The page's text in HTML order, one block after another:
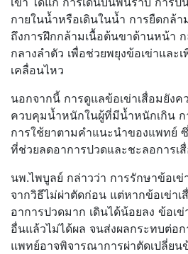
กายในน้ำหรือเดินในน้ำ การยืดกล้า
ถึงการฝึกกล้ามเนื้อต้นขาด้านหน้า
กลางลำตัว เพื่อช่วยพยุงข้อเข่าและเ
เคลื่อนไหว
นอกจากนี้ การดูแลข้อเข่าเสื่อมยังค
ควบคุมน้ำหนักในผู้ที่มีน้ำหนักเกิน
การใช้ยาตามคำแนะนำของแพทย์
ที่ช่วยลดอาการปวดและชะลอการเสื่
นพ.ไพบูลย์ กล่าวว่า การรักษาข้อเข่
จากวิธีไม่ผ่าตัดก่อน แต่หากข้อเข่าเ
อาการปวดมาก เดินได้น้อยลง ข้อเ
อื่นแล้วไม่ได้ผล จนส่งผลกระทบต่อ
แพทย์อาจพิจารณาการผ่าตัดเปลี่ยน